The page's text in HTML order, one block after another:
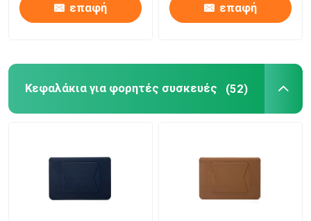
επαφή επαφή
Κεφαλάκια για φορητές συσκευές (52)